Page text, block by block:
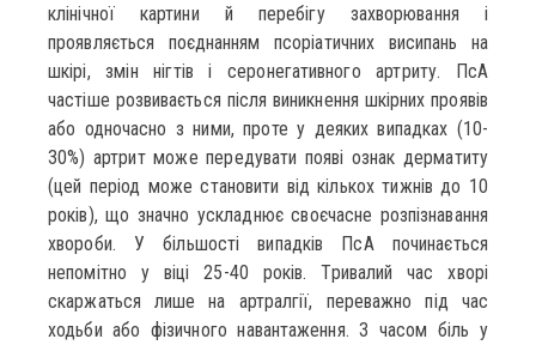
клінічної картини й перебігу захворювання і
проявляється поєднанням псоріатичних висипань на
шкірі, змін нігтів і серонегативного артриту. ПсА
частіше розвивається після виникнення шкірних проявів
або одночасно з ними, проте у деяких випадках (10-
30%) артрит може передувати появі ознак дерматиту
(цей період може становити від кількох тижнів до 10
років), що значно ускладнює своєчасне розпізнавання
хвороби. У більшості випадків ПсА починається
непомітно у віці 25-40 років. Тривалий час хворі
скаржаться лише на артралгії, переважно під час
ходьби або фізичного навантаження. З часом біль у